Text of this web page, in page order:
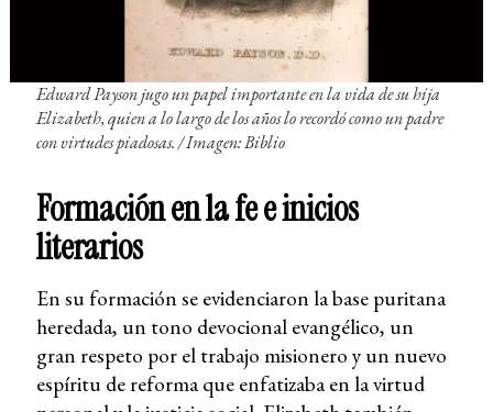
Edward Payson jugo un papel importante en la vida de su hija
Elizabeth, quien a lo largo de los años lo recordó como un padre
con virtudes piadosas. /Imagen: Biblio
Formación en la fe e inicios
literarios
En su formación se evidenciaron la base puritana
heredada, un tono devocional evangélico, un
gran respeto por el trabajo misionero y un nuevo
espíritu de reforma que enfatizaba en la virtud